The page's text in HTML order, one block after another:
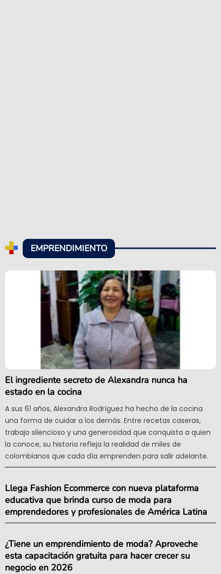
EMPRENDIMIENTO
El ingrediente secreto de Alexandra nunca ha
estado en la cocina
A sus 61 años, Alexandra Rodríguez ha hecho de la cocina
una forma de cuidar a los demás. Entre recetas caseras,
trabajo silencioso y una generosidad que conquista a quien
la conoce, su historia refleja la realidad de miles de
colombianos que cada día emprenden para salir adelante.
Llega Fashion Ecommerce con nueva plataforma
educativa que brinda curso de moda para
emprendedores y profesionales de América Latina
¿Tiene un emprendimiento de moda? Aproveche
esta capacitación gratuita para hacer crecer su
negocio en 2026